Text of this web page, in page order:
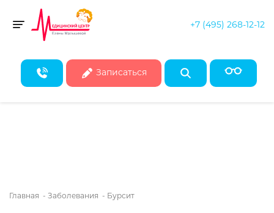
Toggle navigation +7 (495) 268-12-12
Записаться
Скидка 50% на все консультации врачей!*
августа
Главная - Заболевания - Бурсит